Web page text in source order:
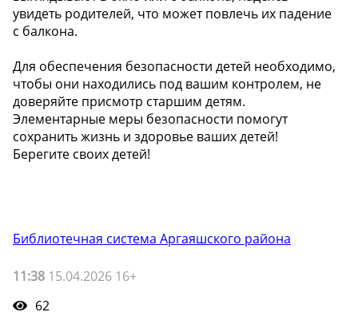
увидеть родителей, что может повлечь их падение
с балкона.
Для обеспечения безопасности детей необходимо,
чтобы они находились под вашим контролем, не
доверяйте присмотр старшим детям.
Элементарные меры безопасности помогут
сохранить жизнь и здоровье ваших детей!
Берегите своих детей!
Библиотечная система Аргаяшского района
11:38 15.04.2026 16+
62